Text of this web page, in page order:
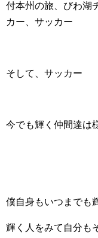
付本州の旅、びわ湖
カー、サッカー
そして、サッカー
今でも輝く仲間達は
僕自身もいつまでも
輝く人をみて自分も